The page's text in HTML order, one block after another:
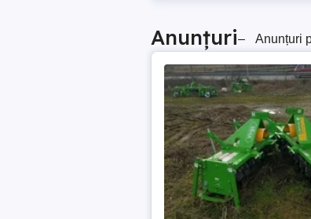
Anunțuri– Anunțuri